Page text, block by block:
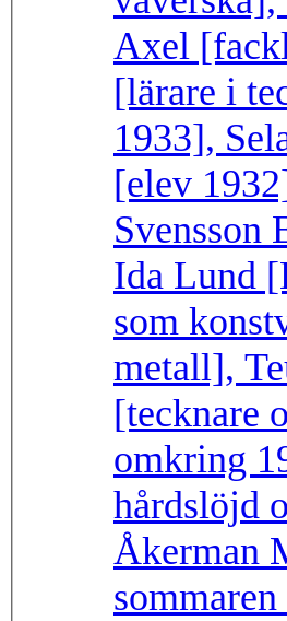
Axel
[lärare i
1933],
[elev
Svensson
Ida Lund
som
metall],
[tecknare
omkring
hårdslöjd
Åkerman